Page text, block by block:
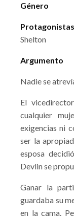
Género
Protagonistas
Shelton
Argumento
Nadie se
El
cualquier
exigencias ni
ser la
esposa
Devlin se
Ganar la
guardaba su
en la cama.